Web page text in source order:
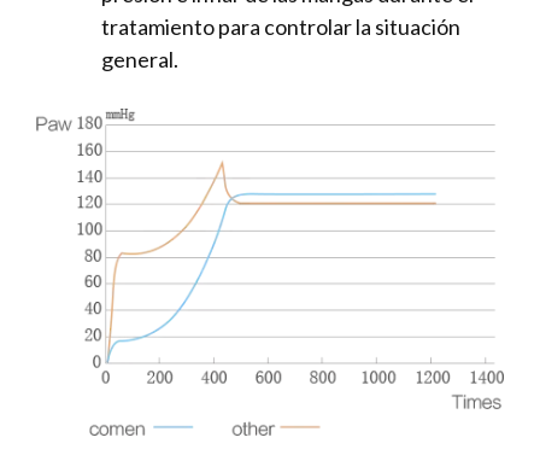
tratamiento para controlar la situación
general.